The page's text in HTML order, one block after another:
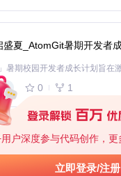
户深度参与代码创作，更
立即登录/注册
盛夏_AtomGit暑期开发者
0 1